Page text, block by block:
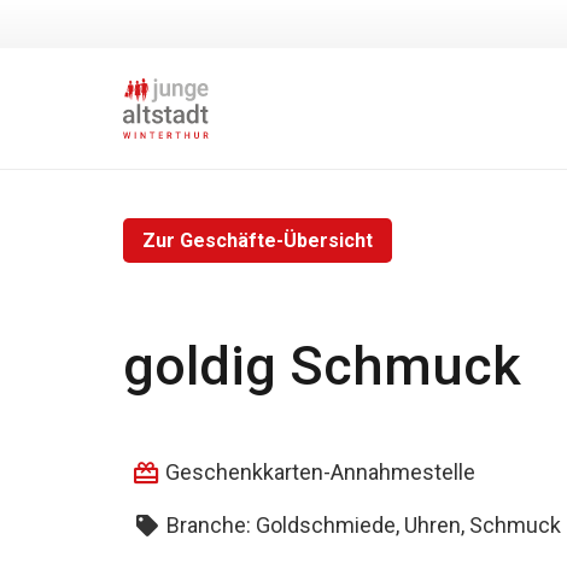
Zur Geschäfte-Übersicht
goldig Schmuck
Geschenkkarten-Annahmestelle
Branche: Goldschmiede, Uhren, Schmuck